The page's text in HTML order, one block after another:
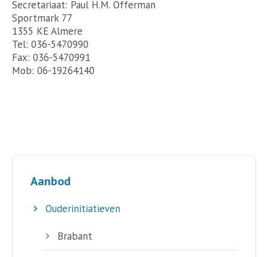
Aanbod
Ouderinitiatieven
Brabant
Secretariaat: Paul H.M. Offerman
Sportmark 77
1355 KE Almere
Tel: 036-5470990
Fax: 036-5470991
Mob: 06-19264140